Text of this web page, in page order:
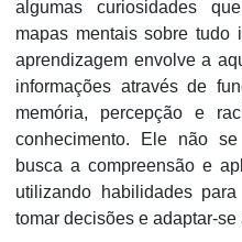
algumas curiosidades
mapas mentais sobre tudo
aprendizagem envolve a
informações através de
memória, percepção e
conhecimento. Ele não
busca a compreensão e
utilizando habilidades
tomar decisões e adaptar-